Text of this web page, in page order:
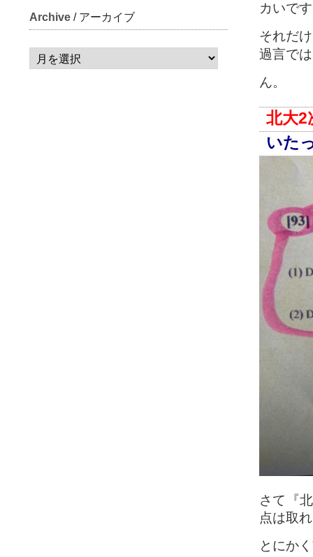
Archive / アーカイブ
カいで
それだ
過言で
ん。
北大
いた
さて『
点は取
とにか